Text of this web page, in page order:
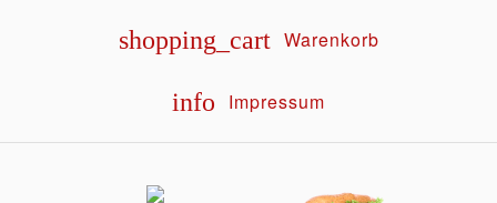
shopping_cart Warenkorb
info Impressum